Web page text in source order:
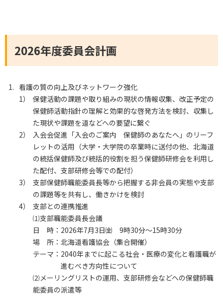
2026年度委員会計画
看護の質の向上及びネットワーク強化
1）
保健活動の課題や取り組みの現状の情報収集、改正予定の
保健師活動指針の理解と効果的な啓発方法を検討、収集し
た現状や課題を道などへの要望に繋ぐ
2）
入会会促進「入会のご案内 保健師のあなたへ」のリーフ
レットの活用（大学・大学院の卒業時に送付の他、北海道
の統括保健師及び統括的役割を担う保健師研修会を利用し
た配付、支部研修会等での配付）
3）
支部保健師職能委員長等から把握する非会員の実態や支部
の課題等を共有し、働きかけを検討
4）
支部との連携推進
⑴支部職能委員長会議
日 時： 2026年7月3日㈮ 9時30分～15時30分
場 所： 北海道看護協会（集合開催）
テーマ： 2040年までに起こる社会・医療の変化と看護職が
進むべき方向性について
⑵メーリングリストの運用、支部研修会などへの保健師職
能委員の派遣等